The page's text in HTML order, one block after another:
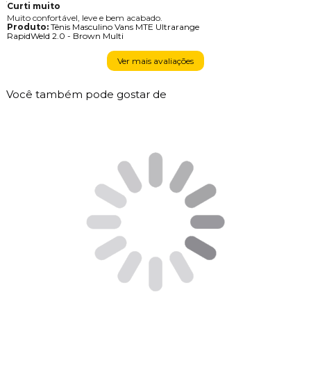
Curti muito
Muito confortável, leve e bem acabado.
Produto:Tênis Masculino Vans MTE Ultrarange
RapidWeld 2.0 - Brown Multi
Ver mais avaliações
Você também pode gostar de